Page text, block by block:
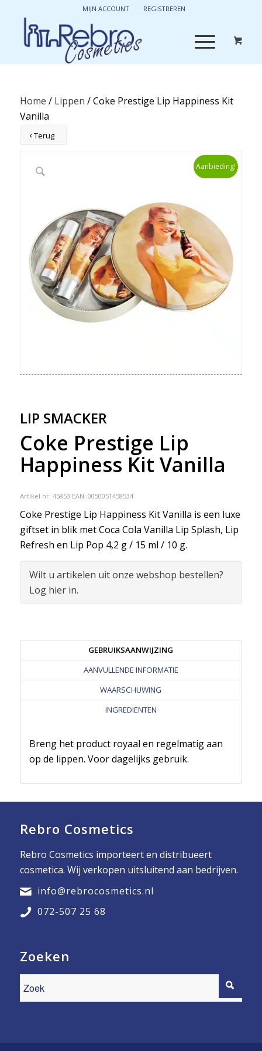
MIJN ACCOUNT REGISTREREN
Home / Lippen / Coke Prestige Lip Happiness Kit
Vanilla
Terug
Aanbieding!
LIP SMACKER
Coke Prestige Lip
Happiness Kit Vanilla
Artikel nr: 45853 EAN: 0050051458534
Coke Prestige Lip Happiness Kit Vanilla is een luxe
giftset in blik met Coca Cola Vanilla Lip Splash, Lip
Refresh en Lip Pop 4,2 g / 15 ml / 10 g.
Wilt u artikelen uit onze webshop bestellen?
Log hier in.
GEBRUIKSAANWIJZING
AANVULLENDE INFORMATIE
WAARSCHUWING
INGREDIENTEN
Breng het product royaal en regelmatig aan
op de lippen. Voor dagelijks gebruik.
Rebro Cosmetics
Rebro Cosmetics importeert en distribueert
cosmetica. Wij verkopen uitsluitend aan bedrijven.
info@rebrocosmetics.nl
072-507 25 68
Zoeken